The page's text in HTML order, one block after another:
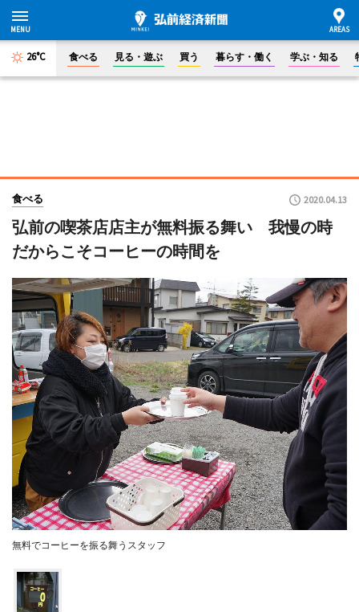
26°C 食べる 見る・遊ぶ 買う 暮らす・働く 学ぶ・知る
食べる 2020.04.13
弘前の喫茶店店主が無料振る舞い 我慢の時
だからこそコーヒーの時間を
無料でコーヒーを振る舞うスタッフ